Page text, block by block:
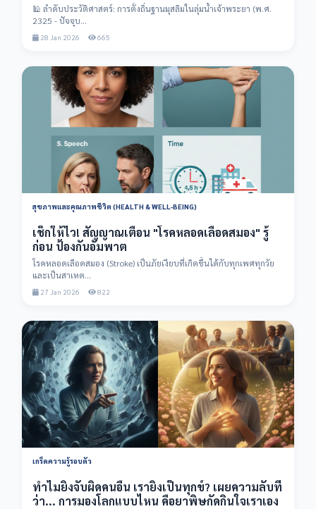
🕌 ลำดับประวัติศาสตร์: การตั้งถิ่นฐานมุสลิมในลุ่มน้ำเจ้าพระยา (พ.ศ.
2325 - ปัจจุบ...
28 Jan 2026 665
สุขภาพและคุณภาพชีวิต (HEALTH & WELL-BEING)
เช็กให้ไว! สัญญาณเตือน "โรคหลอดเลือดสมอง" รู้
ก่อน ป้องกันอัมพาต
โรคหลอดเลือดสมอง (Stroke) เป็นภัยเงียบที่เกิดขึ้นได้กับทุกเพศทุกวัย
และเป็นสาเหต...
27 Jan 2026 822
เกร็ดความรู้รอบตัว
ทำไมยิ่งจับผิดคนอื่น เรายิ่งเป็นทุกข์? เผยความลับที่
ว่า... การมองโลกแบบไหน คือยาพิษกัดกินใจเราเอง